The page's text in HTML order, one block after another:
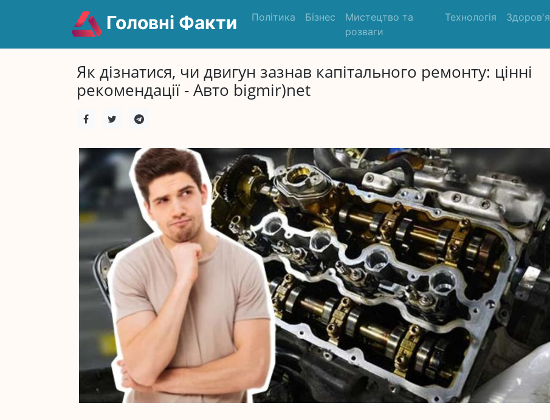
Головні Факти Політика Бізнес
Мистецтво та
розваги
Технологія Здоров'я
Як дізнатися, чи двигун зазнав капітального ремонту: цінні
рекомендації - Авто bigmir)net